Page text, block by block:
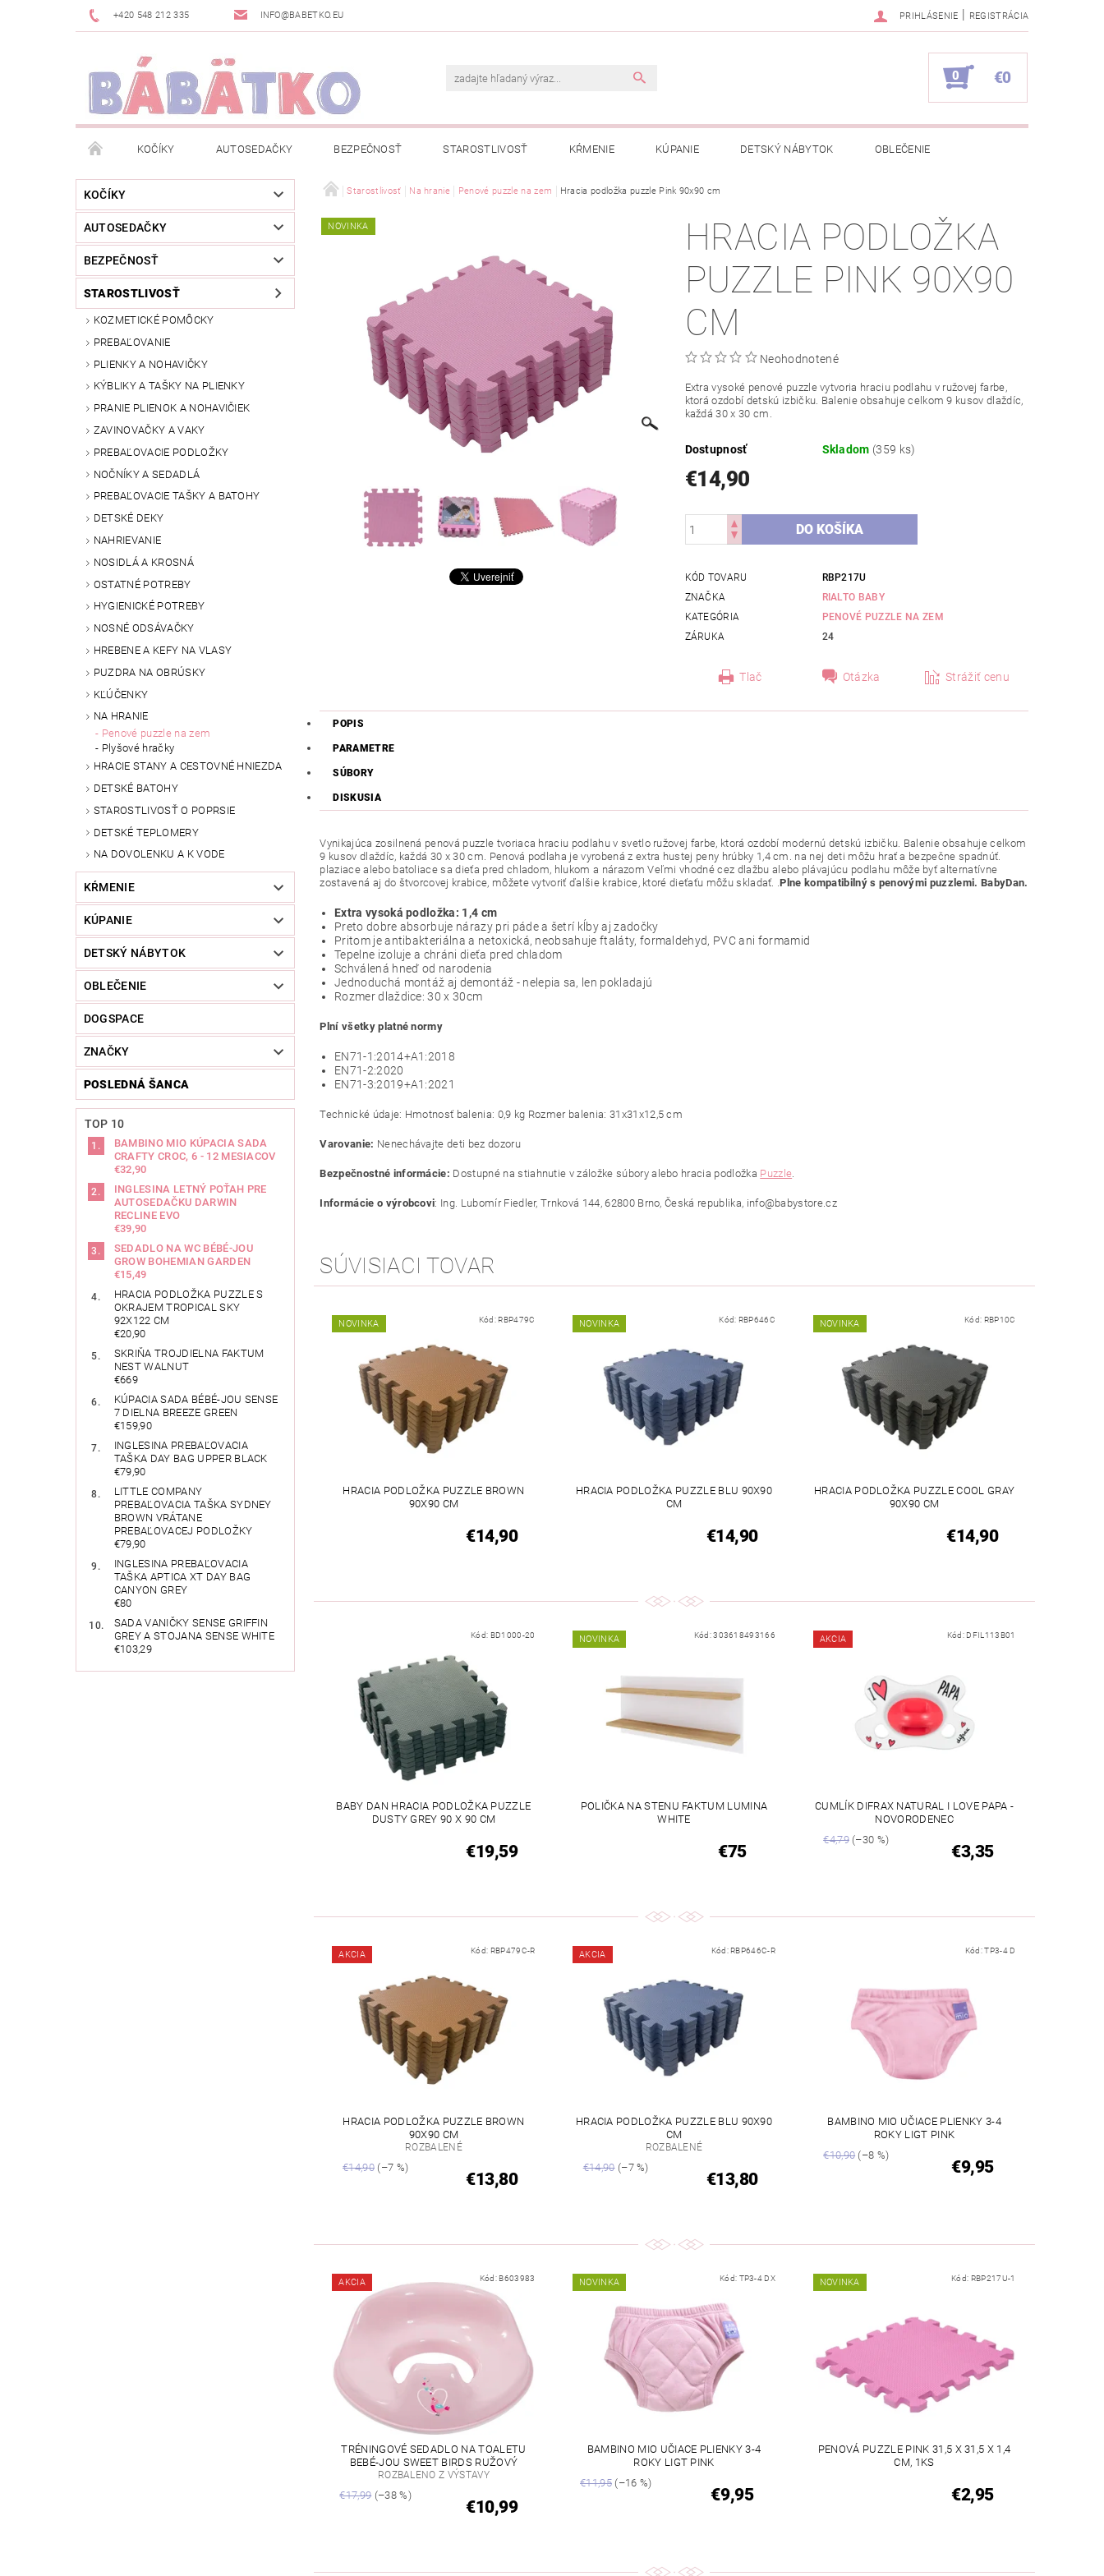
+420 548 212 335 INFO@BABETKO.EU PRIHLÁSENIE | REGISTRÁCIA
0 €0
KOČÍKY AUTOSEDAČKY BEZPEČNOSŤ STAROSTLIVOSŤ KŔMENIE KÚPANIE DETSKÝ NÁBYTOK OBLEČENIE
DOGSPACE POSLEDNÁ ŠANCA OBCHODNÉ PODMIENKY OCHRANA OSOBNÝCH ÚDAJOV
NOVINKY MOJA OBJEDNÁVKA
KOČÍKY
AUTOSEDAČKY
BEZPEČNOSŤ
STAROSTLIVOSŤ
KOZMETICKÉ POMÔCKY
PREBAĽOVANIE
PLIENKY A NOHAVIČKY
KÝBLIKY A TAŠKY NA PLIENKY
PRANIE PLIENOK A NOHAVIČIEK
ZAVINOVAČKY A VAKY
PREBAĽOVACIE PODLOŽKY
NOČNÍKY A SEDADLÁ
PREBAĽOVACIE TAŠKY A BATOHY
DETSKÉ DEKY
NAHRIEVANIE
NOSIDLÁ A KROSNÁ
OSTATNÉ POTREBY
HYGIENICKÉ POTREBY
NOSNÉ ODSÁVAČKY
HREBENE A KEFY NA VLASY
PUZDRA NA OBRÚSKY
KĽÚČENKY
NA HRANIE
Penové puzzle na zem
Plyšové hračky
HRACIE STANY A CESTOVNÉ HNIEZDA
DETSKÉ BATOHY
STAROSTLIVOSŤ O POPRSIE
DETSKÉ TEPLOMERY
NA DOVOLENKU A K VODE
KŔMENIE
KÚPANIE
DETSKÝ NÁBYTOK
OBLEČENIE
DOGSPACE
ZNAČKY
POSLEDNÁ ŠANCA
TOP 10
BAMBINO MIO KÚPACIA SADA
CRAFTY CROC, 6 - 12 MESIACOV
€32,90
INGLESINA LETNÝ POŤAH PRE
AUTOSEDAČKU DARWIN
RECLINE EVO
€39,90
SEDADLO NA WC BÉBÉ-JOU
GROW BOHEMIAN GARDEN
€15,49
HRACIA PODLOŽKA PUZZLE S
OKRAJEM TROPICAL SKY
92X122 CM
€20,90
SKRIŇA TROJDIELNA FAKTUM
NEST WALNUT
€669
KÚPACIA SADA BÉBÉ-JOU SENSE
7 DIELNA BREEZE GREEN
€159,90
INGLESINA PREBAĽOVACIA
TAŠKA DAY BAG UPPER BLACK
€79,90
LITTLE COMPANY
PREBAĽOVACIA TAŠKA SYDNEY
BROWN VRÁTANE
PREBAĽOVACEJ PODLOŽKY
€79,90
INGLESINA PREBAĽOVACIA
TAŠKA APTICA XT DAY BAG
CANYON GREY
€80
SADA VANIČKY SENSE GRIFFIN
GREY A STOJANA SENSE WHITE
€103,29
Starostlivosť Na hranie Penové puzzle na zem Hracia podložka puzzle Pink 90x90 cm
NOVINKA
HRACIA PODLOŽKA
PUZZLE PINK 90X90
CM
Neohodnotené
Extra vysoké penové puzzle vytvoria hraciu podlahu v ružovej farbe,
ktorá ozdobí detskú izbičku. Balenie obsahuje celkom 9 kusov dlaždíc,
každá 30 x 30 cm.
Dostupnosť Skladom (359 ks)
€14,90
KÓD TOVARU
RBP217U
ZNAČKA
RIALTO BABY
KATEGÓRIA
PENOVÉ PUZZLE NA ZEM
ZÁRUKA
24
Tlač Otázka Strážiť cenu
POPIS
PARAMETRE
SÚBORY
DISKUSIA
Vynikajúca zosilnená penová puzzle tvoriaca hraciu podlahu v svetlo ružovej farbe, ktorá ozdobí modernú detskú izbičku. Balenie obsahuje celkom
9 kusov dlaždíc, každá 30 x 30 cm. Penová podlaha je vyrobená z extra hustej peny hrúbky 1,4 cm. na nej deti môžu hrať a bezpečne spadnúť.
plaziace alebo batoliace sa dieťa pred chladom, hlukom a nárazom Veľmi vhodné cez dlažbu alebo plávajúcu podlahu môže byť alternatívne
zostavená aj do štvorcovej krabice, môžete vytvoriť ďalšie krabice, ktoré dieťaťu môžu skladať. .Plne kompatibilný s penovými puzzlemi. BabyDan.
Extra vysoká podložka: 1,4 cm
Preto dobre absorbuje nárazy pri páde a šetrí kĺby aj zadočky
Pritom je antibakteriálna a netoxická, neobsahuje ftaláty, formaldehyd, PVC ani formamid
Tepelne izoluje a chráni dieťa pred chladom
Schválená hneď od narodenia
Jednoduchá montáž aj demontáž - nelepia sa, len pokladajú
Rozmer dlaždice: 30 x 30cm
Plní všetky platné normy
EN71-1:2014+A1:2018
EN71-2:2020
EN71-3:2019+A1:2021
Technické údaje: Hmotnosť balenia: 0,9 kg Rozmer balenia: 31x31x12,5 cm
Varovanie: Nenechávajte deti bez dozoru
Bezpečnostné informácie: Dostupné na stiahnutie v záložke súbory alebo hracia podložka Puzzle.
Informácie o výrobcovi: Ing. Lubomír Fiedler, Trnková 144, 62800 Brno, Česká republika, info@babystore.cz
SÚVISIACI TOVAR
NOVINKA Kód: RBP479C
HRACIA PODLOŽKA PUZZLE BROWN
90X90 CM
€14,90
NOVINKA Kód: RBP646C
HRACIA PODLOŽKA PUZZLE BLU 90X90
CM
€14,90
NOVINKA Kód: RBP10C
HRACIA PODLOŽKA PUZZLE COOL GRAY
90X90 CM
€14,90
Kód: BD1000-20
BABY DAN HRACIA PODLOŽKA PUZZLE
DUSTY GREY 90 X 90 CM
€19,59
NOVINKA Kód:303618493166
POLIČKA NA STENU FAKTUM LUMINA
WHITE
€75
AKCIA Kód: DFIL113B01
CUMLÍK DIFRAX NATURAL I LOVE PAPA -
NOVORODENEC
€4,79(–30 %)
€3,35
AKCIA Kód: RBP479C-R
HRACIA PODLOŽKA PUZZLE BROWN
90X90 CM
ROZBALENÉ
€14,90 (–7 %)
€13,80
AKCIA Kód: RBP646C-R
HRACIA PODLOŽKA PUZZLE BLU 90X90
CM
ROZBALENÉ
€14,90(–7 %)
€13,80
Kód:TP3-4 D
BAMBINO MIO UČIACE PLIENKY 3-4
ROKY LIGT PINK
€10,90 (–8 %)
€9,95
AKCIA Kód: B603983
TRÉNINGOVÉ SEDADLO NA TOALETU
BEBÉ-JOU SWEET BIRDS RUŽOVÝ
ROZBALENO Z VÝSTAVY
€17,99(–38 %)
€10,99
NOVINKA Kód: TP3-4 DX
BAMBINO MIO UČIACE PLIENKY 3-4
ROKY LIGT PINK
€11,95(–16 %)
€9,95
NOVINKA Kód: RBP217U-1
PENOVÁ PUZZLE PINK 31,5 X 31,5 X 1,4
CM, 1KS
€2,95